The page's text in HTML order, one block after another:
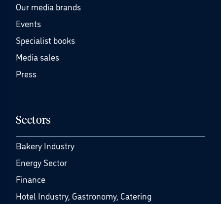
Our media brands
Events
Specialist books
Media sales
Press
Sectors
Bakery Industry
Energy Sector
Finance
Hotel Industry, Gastronomy, Catering